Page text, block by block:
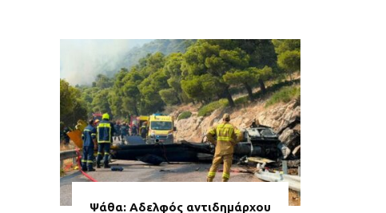
Ψάθα: Αδελφός αντιδημάρχου